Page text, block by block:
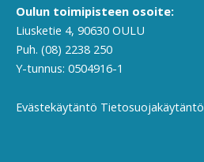
Oulun toimipisteen osoite:
Liusketie 4, 90630 OULU
Puh. (08) 2238 250
Y-tunnus: 0504916-1
Evästekäytäntö Tietosuojakäytäntö